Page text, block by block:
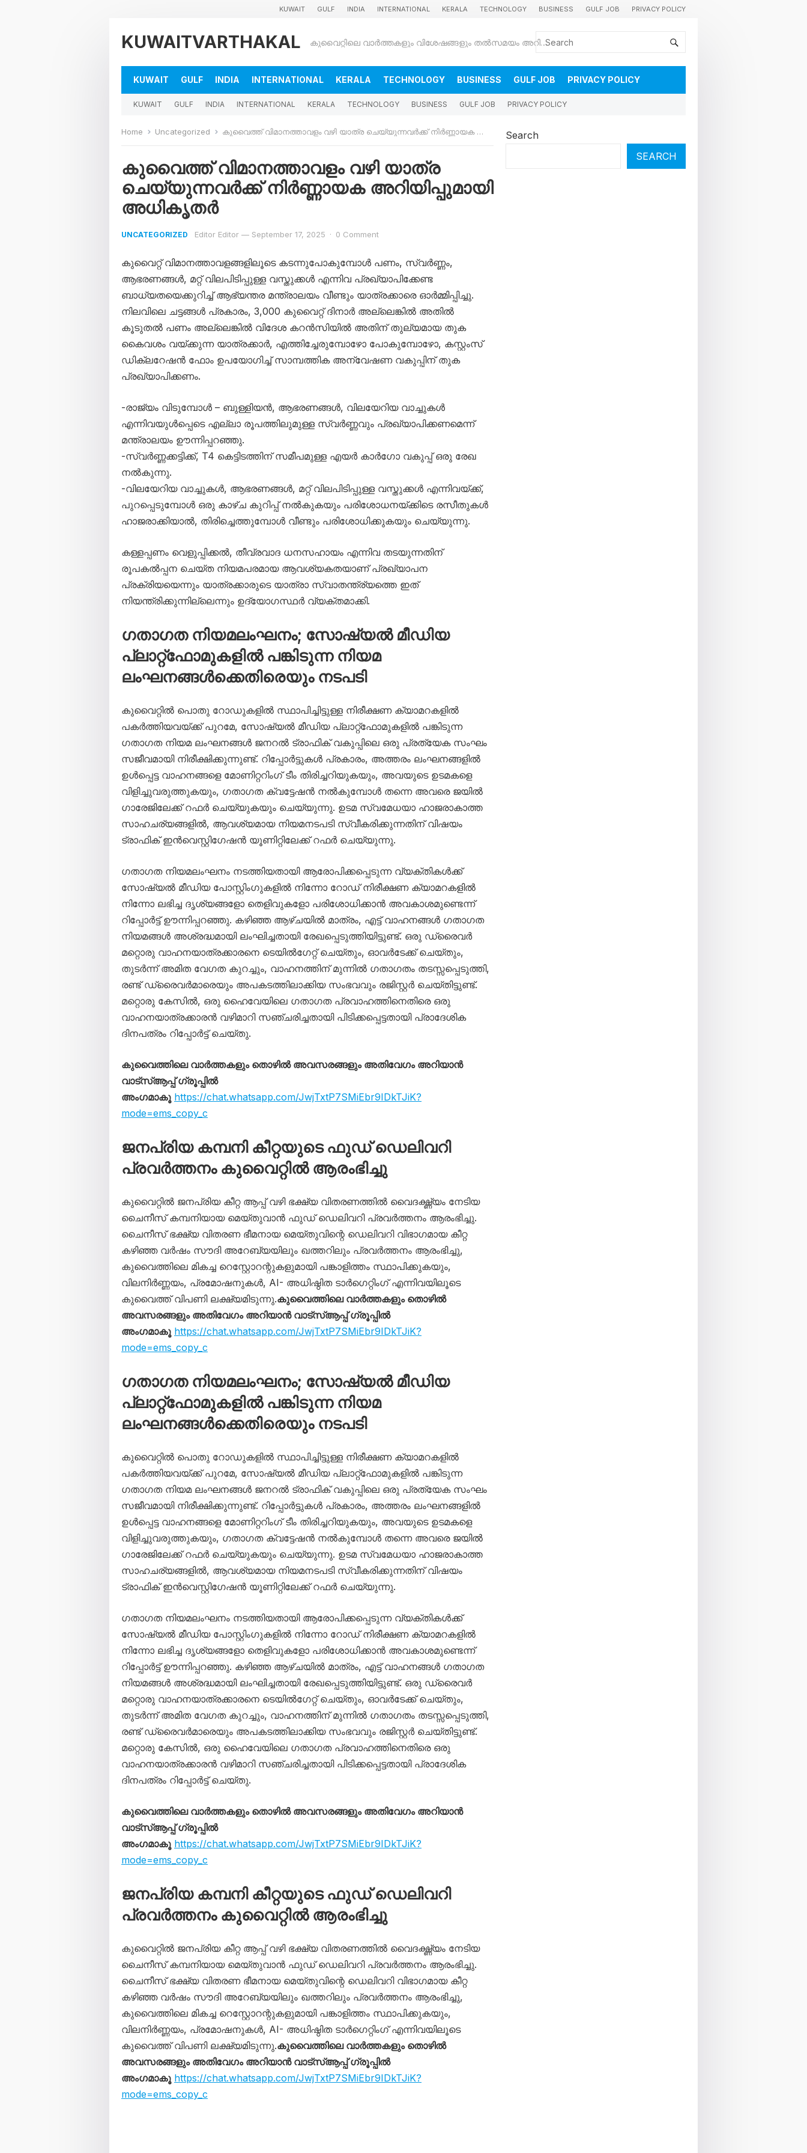
KUWAIT GULF INDIA INTERNATIONAL KERALA TECHNOLOGY BUSINESS GULF JOB PRIVACY POLICY
KUWAITVARTHAKAL കുവൈറ്റിലെ വാർത്തകളും വിശേഷങ്ങളും തൽസമയം അറിയാൻ
KUWAIT GULF INDIA INTERNATIONAL KERALA TECHNOLOGY BUSINESS GULF JOB PRIVACY POLICY
KUWAIT GULF INDIA INTERNATIONAL KERALA TECHNOLOGY BUSINESS GULF JOB PRIVACY POLICY
Home Uncategorized കുവൈത്ത് വിമാനത്താവളം വഴി യാത്ര ചെയ്യുന്നവർക്ക് നിർണ്ണായക അറിയിപ്പുമായി അധികൃതർ
കുവൈത്ത് വിമാനത്താവളം വഴി യാത്ര
ചെയ്യുന്നവർക്ക് നിർണ്ണായക അറിയിപ്പുമായി
അധികൃതർ
UNCATEGORIZED Editor Editor — September 17, 2025 · 0 Comment
കുവൈറ്റ് വിമാനത്താവളങ്ങളിലൂടെ കടന്നുപോകുമ്പോൾ പണം, സ്വർണ്ണം,
ആഭരണങ്ങൾ, മറ്റ് വിലപിടിപ്പുള്ള വസ്തുക്കൾ എന്നിവ പ്രഖ്യാപിക്കേണ്ട
ബാധ്യതയെക്കുറിച്ച് ആഭ്യന്തര മന്ത്രാലയം വീണ്ടും യാത്രക്കാരെ ഓർമ്മിപ്പിച്ചു.
നിലവിലെ ചട്ടങ്ങൾ പ്രകാരം, 3,000 കുവൈറ്റ് ദിനാർ അല്ലെങ്കിൽ അതിൽ
കൂടുതൽ പണം അല്ലെങ്കിൽ വിദേശ കറൻസിയിൽ അതിന് തുല്യമായ തുക
കൈവശം വയ്ക്കുന്ന യാത്രക്കാർ, എത്തിച്ചേരുമ്പോഴോ പോകുമ്പോഴോ, കസ്റ്റംസ്
ഡിക്ലറേഷൻ ഫോം ഉപയോഗിച്ച് സാമ്പത്തിക അന്വേഷണ വകുപ്പിന് തുക
പ്രഖ്യാപിക്കണം.
-രാജ്യം വിടുമ്പോൾ – ബുള്ളിയൻ, ആഭരണങ്ങൾ, വിലയേറിയ വാച്ചുകൾ
എന്നിവയുൾപ്പെടെ എല്ലാ രൂപത്തിലുമുള്ള സ്വർണ്ണവും പ്രഖ്യാപിക്കണമെന്ന്
മന്ത്രാലയം ഊന്നിപ്പറഞ്ഞു.
-സ്വർണ്ണക്കട്ടിക്ക്, T4 കെട്ടിടത്തിന് സമീപമുള്ള എയർ കാർഗോ വകുപ്പ് ഒരു രേഖ
നൽകുന്നു.
-വിലയേറിയ വാച്ചുകൾ, ആഭരണങ്ങൾ, മറ്റ് വിലപിടിപ്പുള്ള വസ്തുക്കൾ എന്നിവയ്ക്ക്,
പുറപ്പെടുമ്പോൾ ഒരു കാഴ്ച കുറിപ്പ് നൽകുകയും പരിശോധനയ്ക്കിടെ രസീതുകൾ
ഹാജരാക്കിയാൽ, തിരിച്ചെത്തുമ്പോൾ വീണ്ടും പരിശോധിക്കുകയും ചെയ്യുന്നു.
കള്ളപ്പണം വെളുപ്പിക്കൽ, തീവ്രവാദ ധനസഹായം എന്നിവ തടയുന്നതിന്
രൂപകൽപ്പന ചെയ്ത നിയമപരമായ ആവശ്യകതയാണ് പ്രഖ്യാപന
പ്രക്രിയയെന്നും യാത്രക്കാരുടെ യാത്രാ സ്വാതന്ത്ര്യത്തെ ഇത്
നിയന്ത്രിക്കുന്നില്ലെന്നും ഉദ്യോഗസ്ഥർ വ്യക്തമാക്കി.
ഗതാഗത നിയമലംഘനം; സോഷ്യൽ മീഡിയ
പ്ലാറ്റ്‌ഫോമുകളിൽ പങ്കിടുന്ന നിയമ
ലംഘനങ്ങൾക്കെതിരെയും നടപടി
കുവൈറ്റിൽ പൊതു റോഡുകളിൽ സ്ഥാപിച്ചിട്ടുള്ള നിരീക്ഷണ ക്യാമറകളിൽ
പകർത്തിയവയ്ക്ക് പുറമേ, സോഷ്യൽ മീഡിയ പ്ലാറ്റ്‌ഫോമുകളിൽ പങ്കിടുന്ന
ഗതാഗത നിയമ ലംഘനങ്ങൾ ജനറൽ ട്രാഫിക് വകുപ്പിലെ ഒരു പ്രത്യേക സംഘം
സജീവമായി നിരീക്ഷിക്കുന്നുണ്ട്. റിപ്പോർട്ടുകൾ പ്രകാരം, അത്തരം ലംഘനങ്ങളിൽ
ഉൾപ്പെട്ട വാഹനങ്ങളെ മോണിറ്ററിംഗ് ടീം തിരിച്ചറിയുകയും, അവയുടെ ഉടമകളെ
വിളിച്ചുവരുത്തുകയും, ഗതാഗത ക്വട്ടേഷൻ നൽകുമ്പോൾ തന്നെ അവരെ ജയിൽ
ഗാരേജിലേക്ക് റഫർ ചെയ്യുകയും ചെയ്യുന്നു. ഉടമ സ്വമേധയാ ഹാജരാകാത്ത
സാഹചര്യങ്ങളിൽ, ആവശ്യമായ നിയമനടപടി സ്വീകരിക്കുന്നതിന് വിഷയം
ട്രാഫിക് ഇൻവെസ്റ്റിഗേഷൻ യൂണിറ്റിലേക്ക് റഫർ ചെയ്യുന്നു.
ഗതാഗത നിയമലംഘനം നടത്തിയതായി ആരോപിക്കപ്പെടുന്ന വ്യക്തികൾക്ക്
സോഷ്യൽ മീഡിയ പോസ്റ്റിംഗുകളിൽ നിന്നോ റോഡ് നിരീക്ഷണ ക്യാമറകളിൽ
നിന്നോ ലഭിച്ച ദൃശ്യങ്ങളോ തെളിവുകളോ പരിശോധിക്കാൻ അവകാശമുണ്ടെന്ന്
റിപ്പോർട്ട് ഊന്നിപ്പറഞ്ഞു. കഴിഞ്ഞ ആഴ്ചയിൽ മാത്രം, എട്ട് വാഹനങ്ങൾ ഗതാഗത
നിയമങ്ങൾ അശ്രദ്ധമായി ലംഘിച്ചതായി രേഖപ്പെടുത്തിയിട്ടുണ്ട്. ഒരു ഡ്രൈവർ
മറ്റൊരു വാഹനയാത്രക്കാരനെ ടെയിൽഗേറ്റ് ചെയ്തും, ഓവർടേക്ക് ചെയ്തും,
തുടർന്ന് അമിത വേഗത കുറച്ചും, വാഹനത്തിന് മുന്നിൽ ഗതാഗതം തടസ്സപ്പെടുത്തി,
രണ്ട് ഡ്രൈവർമാരെയും അപകടത്തിലാക്കിയ സംഭവവും രജിസ്റ്റർ ചെയ്തിട്ടുണ്ട്.
മറ്റൊരു കേസിൽ, ഒരു ഹൈവേയിലെ ഗതാഗത പ്രവാഹത്തിനെതിരെ ഒരു
വാഹനയാത്രക്കാരൻ വഴിമാറി സഞ്ചരിച്ചതായി പിടിക്കപ്പെട്ടതായി പ്രാദേശിക
ദിനപത്രം റിപ്പോർട്ട് ചെയ്തു.
കുവൈത്തിലെ വാർത്തകളും തൊഴിൽ അവസരങ്ങളും അതിവേഗം അറിയാൻ
വാട്സ്ആപ്പ് ഗ്രൂപ്പിൽ
അംഗമാകൂ https://chat.whatsapp.com/JwjTxtP7SMiEbr9IDkTJiK?
mode=ems_copy_c
ജനപ്രിയ കമ്പനി കീറ്റയുടെ ഫുഡ് ഡെലിവറി
പ്രവർത്തനം കുവൈറ്റിൽ ആരംഭിച്ചു
കുവൈറ്റിൽ ജനപ്രിയ കീറ്റ ആപ്പ് വഴി ഭക്ഷ്യ വിതരണത്തിൽ വൈദഗ്ദ്ധ്യം നേടിയ
ചൈനീസ് കമ്പനിയായ മെയ്തുവാൻ ഫുഡ് ഡെലിവറി പ്രവർത്തനം ആരംഭിച്ചു.
ചൈനീസ് ഭക്ഷ്യ വിതരണ ഭീമനായ മെയ്തുവിന്റെ ഡെലിവറി വിഭാഗമായ കീറ്റ
കഴിഞ്ഞ വർഷം സൗദി അറേബ്യയിലും ഖത്തറിലും പ്രവർത്തനം ആരംഭിച്ചു,
കുവൈത്തിലെ മികച്ച റെസ്റ്റോറന്റുകളുമായി പങ്കാളിത്തം സ്ഥാപിക്കുകയും,
വിലനിർണ്ണയം, പ്രമോഷനുകൾ, AI- അധിഷ്ഠിത ടാർഗെറ്റിംഗ് എന്നിവയിലൂടെ
കുവൈത്ത് വിപണി ലക്ഷ്യമിടുന്നു.കുവൈത്തിലെ വാർത്തകളും തൊഴിൽ
അവസരങ്ങളും അതിവേഗം അറിയാൻ വാട്സ്ആപ്പ് ഗ്രൂപ്പിൽ
അംഗമാകൂ https://chat.whatsapp.com/JwjTxtP7SMiEbr9IDkTJiK?
mode=ems_copy_c
ഗതാഗത നിയമലംഘനം; സോഷ്യൽ മീഡിയ
പ്ലാറ്റ്‌ഫോമുകളിൽ പങ്കിടുന്ന നിയമ
ലംഘനങ്ങൾക്കെതിരെയും നടപടി
കുവൈറ്റിൽ പൊതു റോഡുകളിൽ സ്ഥാപിച്ചിട്ടുള്ള നിരീക്ഷണ ക്യാമറകളിൽ
പകർത്തിയവയ്ക്ക് പുറമേ, സോഷ്യൽ മീഡിയ പ്ലാറ്റ്‌ഫോമുകളിൽ പങ്കിടുന്ന
ഗതാഗത നിയമ ലംഘനങ്ങൾ ജനറൽ ട്രാഫിക് വകുപ്പിലെ ഒരു പ്രത്യേക സംഘം
സജീവമായി നിരീക്ഷിക്കുന്നുണ്ട്. റിപ്പോർട്ടുകൾ പ്രകാരം, അത്തരം ലംഘനങ്ങളിൽ
ഉൾപ്പെട്ട വാഹനങ്ങളെ മോണിറ്ററിംഗ് ടീം തിരിച്ചറിയുകയും, അവയുടെ ഉടമകളെ
വിളിച്ചുവരുത്തുകയും, ഗതാഗത ക്വട്ടേഷൻ നൽകുമ്പോൾ തന്നെ അവരെ ജയിൽ
ഗാരേജിലേക്ക് റഫർ ചെയ്യുകയും ചെയ്യുന്നു. ഉടമ സ്വമേധയാ ഹാജരാകാത്ത
സാഹചര്യങ്ങളിൽ, ആവശ്യമായ നിയമനടപടി സ്വീകരിക്കുന്നതിന് വിഷയം
ട്രാഫിക് ഇൻവെസ്റ്റിഗേഷൻ യൂണിറ്റിലേക്ക് റഫർ ചെയ്യുന്നു.
ഗതാഗത നിയമലംഘനം നടത്തിയതായി ആരോപിക്കപ്പെടുന്ന വ്യക്തികൾക്ക്
സോഷ്യൽ മീഡിയ പോസ്റ്റിംഗുകളിൽ നിന്നോ റോഡ് നിരീക്ഷണ ക്യാമറകളിൽ
നിന്നോ ലഭിച്ച ദൃശ്യങ്ങളോ തെളിവുകളോ പരിശോധിക്കാൻ അവകാശമുണ്ടെന്ന്
റിപ്പോർട്ട് ഊന്നിപ്പറഞ്ഞു. കഴിഞ്ഞ ആഴ്ചയിൽ മാത്രം, എട്ട് വാഹനങ്ങൾ ഗതാഗത
നിയമങ്ങൾ അശ്രദ്ധമായി ലംഘിച്ചതായി രേഖപ്പെടുത്തിയിട്ടുണ്ട്. ഒരു ഡ്രൈവർ
മറ്റൊരു വാഹനയാത്രക്കാരനെ ടെയിൽഗേറ്റ് ചെയ്തും, ഓവർടേക്ക് ചെയ്തും,
തുടർന്ന് അമിത വേഗത കുറച്ചും, വാഹനത്തിന് മുന്നിൽ ഗതാഗതം തടസ്സപ്പെടുത്തി,
രണ്ട് ഡ്രൈവർമാരെയും അപകടത്തിലാക്കിയ സംഭവവും രജിസ്റ്റർ ചെയ്തിട്ടുണ്ട്.
മറ്റൊരു കേസിൽ, ഒരു ഹൈവേയിലെ ഗതാഗത പ്രവാഹത്തിനെതിരെ ഒരു
വാഹനയാത്രക്കാരൻ വഴിമാറി സഞ്ചരിച്ചതായി പിടിക്കപ്പെട്ടതായി പ്രാദേശിക
ദിനപത്രം റിപ്പോർട്ട് ചെയ്തു.
കുവൈത്തിലെ വാർത്തകളും തൊഴിൽ അവസരങ്ങളും അതിവേഗം അറിയാൻ
വാട്സ്ആപ്പ് ഗ്രൂപ്പിൽ
അംഗമാകൂ https://chat.whatsapp.com/JwjTxtP7SMiEbr9IDkTJiK?
mode=ems_copy_c
ജനപ്രിയ കമ്പനി കീറ്റയുടെ ഫുഡ് ഡെലിവറി
പ്രവർത്തനം കുവൈറ്റിൽ ആരംഭിച്ചു
കുവൈറ്റിൽ ജനപ്രിയ കീറ്റ ആപ്പ് വഴി ഭക്ഷ്യ വിതരണത്തിൽ വൈദഗ്ദ്ധ്യം നേടിയ
ചൈനീസ് കമ്പനിയായ മെയ്തുവാൻ ഫുഡ് ഡെലിവറി പ്രവർത്തനം ആരംഭിച്ചു.
ചൈനീസ് ഭക്ഷ്യ വിതരണ ഭീമനായ മെയ്തുവിന്റെ ഡെലിവറി വിഭാഗമായ കീറ്റ
കഴിഞ്ഞ വർഷം സൗദി അറേബ്യയിലും ഖത്തറിലും പ്രവർത്തനം ആരംഭിച്ചു,
കുവൈത്തിലെ മികച്ച റെസ്റ്റോറന്റുകളുമായി പങ്കാളിത്തം സ്ഥാപിക്കുകയും,
വിലനിർണ്ണയം, പ്രമോഷനുകൾ, AI- അധിഷ്ഠിത ടാർഗെറ്റിംഗ് എന്നിവയിലൂടെ
കുവൈത്ത് വിപണി ലക്ഷ്യമിടുന്നു.കുവൈത്തിലെ വാർത്തകളും തൊഴിൽ
അവസരങ്ങളും അതിവേഗം അറിയാൻ വാട്സ്ആപ്പ് ഗ്രൂപ്പിൽ
അംഗമാകൂ https://chat.whatsapp.com/JwjTxtP7SMiEbr9IDkTJiK?
mode=ems_copy_c
Search
SEARCH